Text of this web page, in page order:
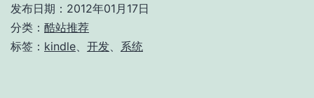
发布日期： 2012年01月17日
分类： 酷站推荐
标签： kindle 开发 系统